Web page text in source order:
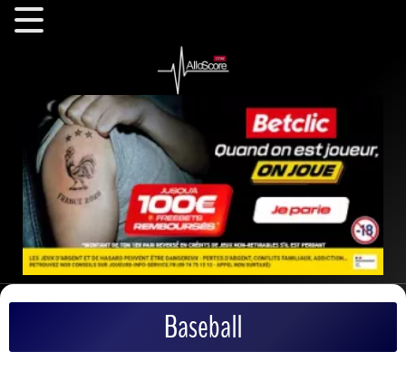
Baseball